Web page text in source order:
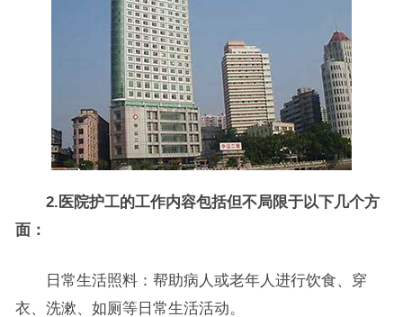
2.医院护工的工作内容包括但不局限于以下几个方
面：
日常生活照料：帮助病人或老年人进行饮食、穿
衣、洗漱、如厕等日常生活活动。